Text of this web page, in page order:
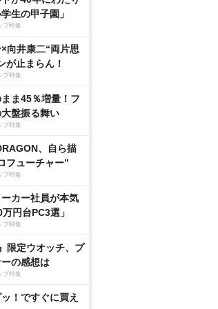
生の甲子園」
プ特集
向井康二“両片思
が止まらん！
プ特集
ま45％増量！フ
盤振る舞い
プ特集
、自ら描
フューチャー”
プ特集
カー社員が本気
円台PC3選」
プ特集
限定ウオッチ、プ
の感想は
プ特集
！ですぐに買え